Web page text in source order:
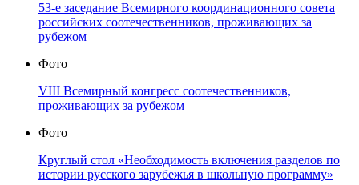
53-е заседание Всемирного координационного совета
российских соотечественников, проживающих за
рубежом
Фото
VIII Всемирный конгресс соотечественников,
проживающих за рубежом
Фото
Круглый стол «Необходимость включения разделов по
истории русского зарубежья в школьную программу»